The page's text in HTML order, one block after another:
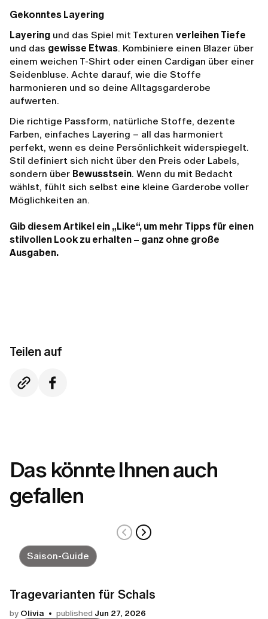
Gekonntes Layering
Layering und das Spiel mit Texturen verleihen Tiefe
und das gewisse Etwas. Kombiniere einen Blazer über
einem weichen T-Shirt oder einen Cardigan über einer
Seidenbluse. Achte darauf, wie die Stoffe
harmonieren und so deine Alltagsgarderobe
aufwerten.
Die richtige Passform, natürliche Stoffe, dezente
Farben, einfaches Layering – all das harmoniert
perfekt, wenn es deine Persönlichkeit widerspiegelt.
Stil definiert sich nicht über den Preis oder Labels,
sondern über Bewusstsein. Wenn du mit Bedacht
wählst, fühlt sich selbst eine kleine Garderobe voller
Möglichkeiten an.
Gib diesem Artikel ein „Like“, um mehr Tipps für einen
stilvollen Look zu erhalten – ganz ohne große
Ausgaben.
Teilen auf
Das könnte Ihnen auch
gefallen
Saison-Guide
Tragevarianten für Schals
by Olivia published Jun 27, 2026